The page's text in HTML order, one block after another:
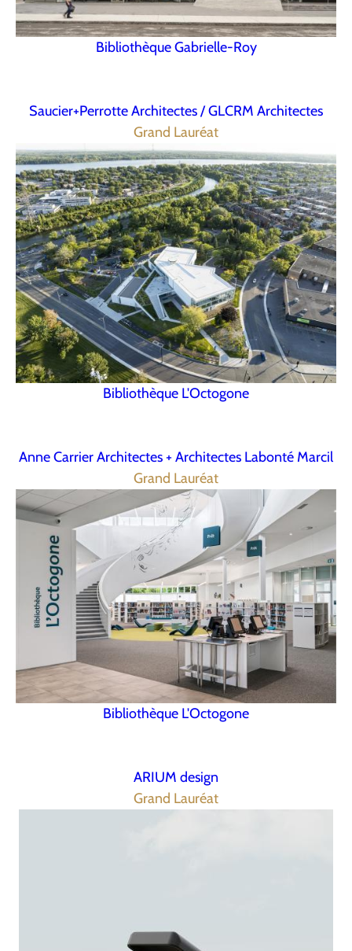
Bibliothèque Gabrielle-Roy
Saucier+Perrotte Architectes / GLCRM Architectes
Grand Lauréat
Bibliothèque L'Octogone
Anne Carrier Architectes + Architectes Labonté Marcil
Grand Lauréat
Bibliothèque L'Octogone
ARIUM design
Grand Lauréat